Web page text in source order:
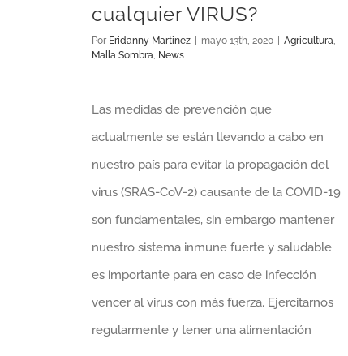
cualquier VIRUS?
Por Eridanny Martinez | mayo 13th, 2020 | Agricultura
Malla Sombra News
Las medidas de prevención que
actualmente se están llevando a cabo en
nuestro país para evitar la propagación del
virus (SRAS-CoV-2) causante de la COVID-19
son fundamentales, sin embargo mantener
nuestro sistema inmune fuerte y saludable
es importante para en caso de infección
vencer al virus con más fuerza. Ejercitarnos
regularmente y tener una alimentación